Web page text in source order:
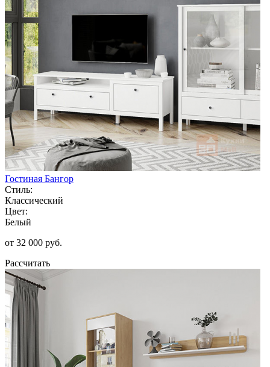
Гостиная Бангор
Стиль:
Классический
Цвет:
Белый
от 32 000 руб.
Рассчитать